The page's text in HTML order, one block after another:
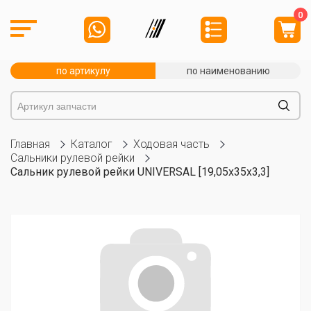
0
по артикулу по наименованию
Главная Каталог
Ходовая часть
Сальники рулевой рейки
Сальник рулевой рейки UNIVERSAL [19,05x35x3,3]